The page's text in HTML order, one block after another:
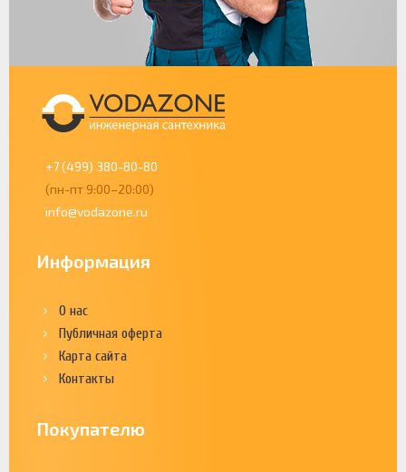
+7 (499) 380-80-80
(пн-пт 9:00–20:00)
info@vodazone.ru
Информация
О нас
Публичная оферта
Карта сайта
Контакты
Покупателю